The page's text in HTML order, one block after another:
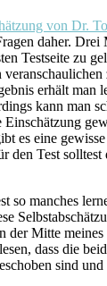
von Dr.
daher. Drei
Testseite zu
erhält man
kann man
Einschätzung
es eine
den Test
so manches
der Mitte meines
dass die
sind